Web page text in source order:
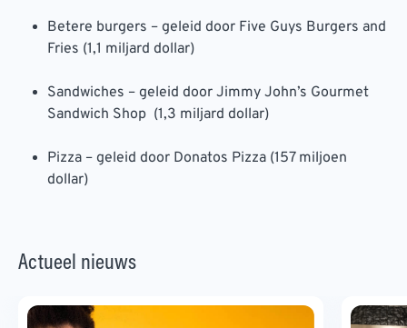
Betere burgers – geleid door Five Guys Burgers and
Fries (1,1 miljard dollar)
Sandwiches – geleid door Jimmy John’s Gourmet
Sandwich Shop (1,3 miljard dollar)
Pizza – geleid door Donatos Pizza (157 miljoen
dollar)
Actueel nieuws